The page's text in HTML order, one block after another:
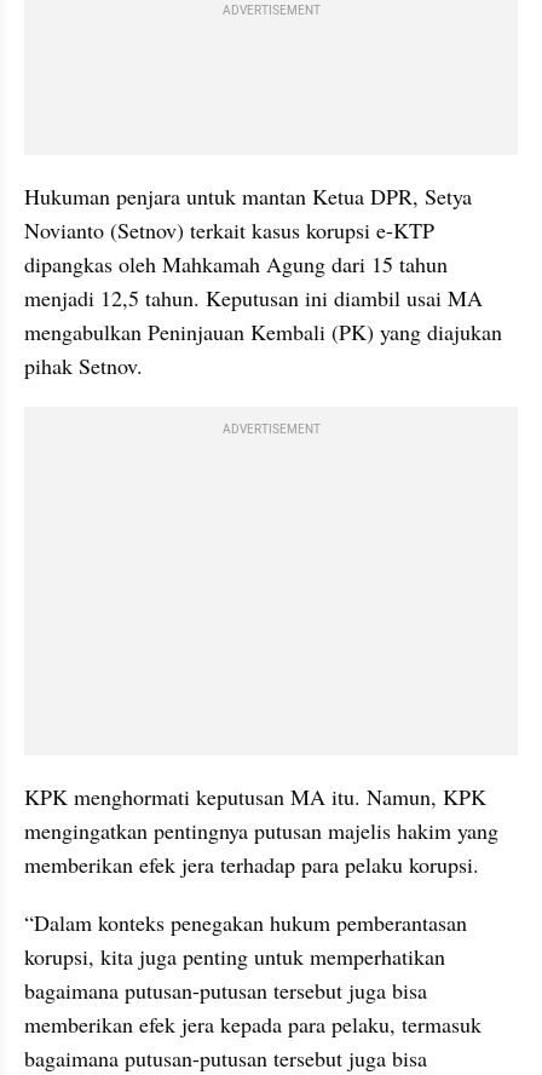
ADVERTISEMENT
Hukuman penjara untuk mantan Ketua DPR, Setya
Novianto (Setnov) terkait kasus korupsi e-KTP
dipangkas oleh Mahkamah Agung dari 15 tahun
menjadi 12,5 tahun. Keputusan ini diambil usai MA
mengabulkan Peninjauan Kembali (PK) yang diajukan
pihak Setnov.
ADVERTISEMENT
KPK menghormati keputusan MA itu. Namun, KPK
mengingatkan pentingnya putusan majelis hakim yang
memberikan efek jera terhadap para pelaku korupsi.
“Dalam konteks penegakan hukum pemberantasan
korupsi, kita juga penting untuk memperhatikan
bagaimana putusan-putusan tersebut juga bisa
memberikan efek jera kepada para pelaku, termasuk
bagaimana putusan-putusan tersebut juga bisa